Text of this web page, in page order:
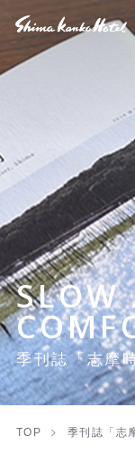
SLOW
季刊誌「志摩
TOP 季刊誌「志